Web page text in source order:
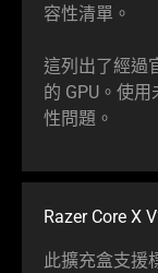
容性清單 。
這列出了經過
的 GPU。使
性問題 。
Razer Core X
此擴充盒支援